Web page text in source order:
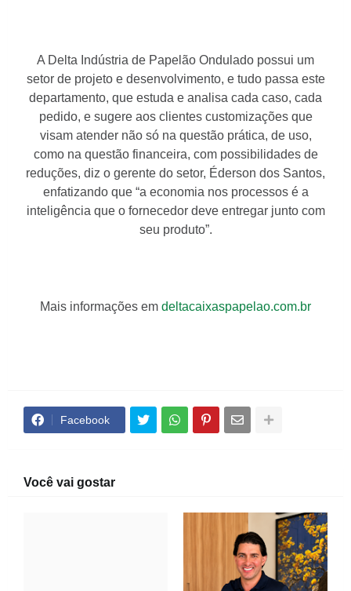
A Delta Indústria de Papelão Ondulado possui um
setor de projeto e desenvolvimento, e tudo passa este
departamento, que estuda e analisa cada caso, cada
pedido, e sugere aos clientes customizações que
visam atender não só na questão prática, de uso,
como na questão financeira, com possibilidades de
reduções, diz o gerente do setor, Éderson dos Santos,
enfatizando que “a economia nos processos é a
inteligência que o fornecedor deve entregar junto com
seu produto”.
Mais informações em deltacaixaspapelao.com.br
Facebook
Você vai gostar